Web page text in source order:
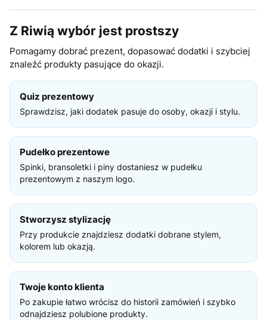
Z Riwią wybór jest prostszy
Pomagamy dobrać prezent, dopasować dodatki i szybciej
znaleźć produkty pasujące do okazji.
Quiz prezentowy
Sprawdzisz, jaki dodatek pasuje do osoby, okazji i stylu.
Pudełko prezentowe
Spinki, bransoletki i piny dostaniesz w pudełku
prezentowym z naszym logo.
Stworzysz stylizację
Przy produkcie znajdziesz dodatki dobrane stylem,
kolorem lub okazją.
Twoje konto klienta
Po zakupie łatwo wrócisz do historii zamówień i szybko
odnajdziesz polubione produkty.